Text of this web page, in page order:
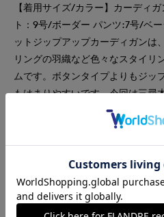
【着用サイズ/カラー】カーディ
ト：9号/ボーダー パンツ:7号/ベ
ットジップアップカーディガンは
リングの羽織など色々なスタイリ
ムです。ボタンタイプよりもジッ
もはまりやすいです。今回は三尋
いでコーディネートしてみました
ージョンもアップしているので、
#パンツ #オ
#ウォッシャブル #イージ
#ボーダー #新作 #骨